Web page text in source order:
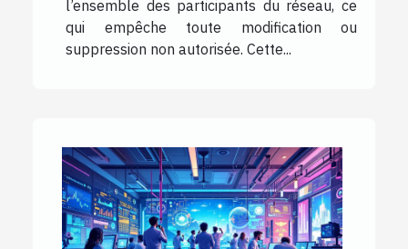
l’ensemble des participants du réseau, ce
qui empêche toute modification ou
suppression non autorisée. Cette...